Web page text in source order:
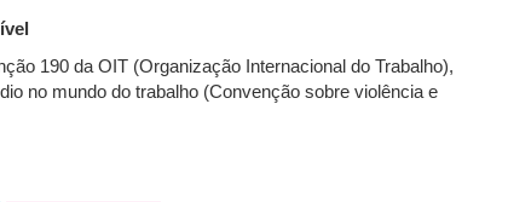
190 da OIT (Organização Internacional do Trabalho),
no mundo do trabalho (Convenção sobre violência e